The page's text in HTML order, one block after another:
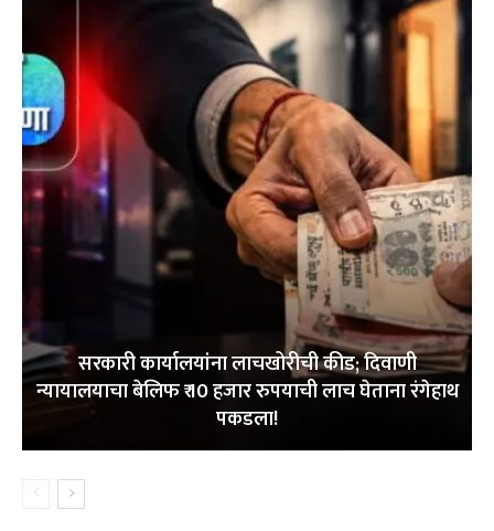
सरकारी कार्यालयांना लाचखोरीची कीड; दिवाणी
न्यायालयाचा बेलिफ ₹ 10 हजार रुपयाची लाच घेताना रंगेहाथ
पकडला!